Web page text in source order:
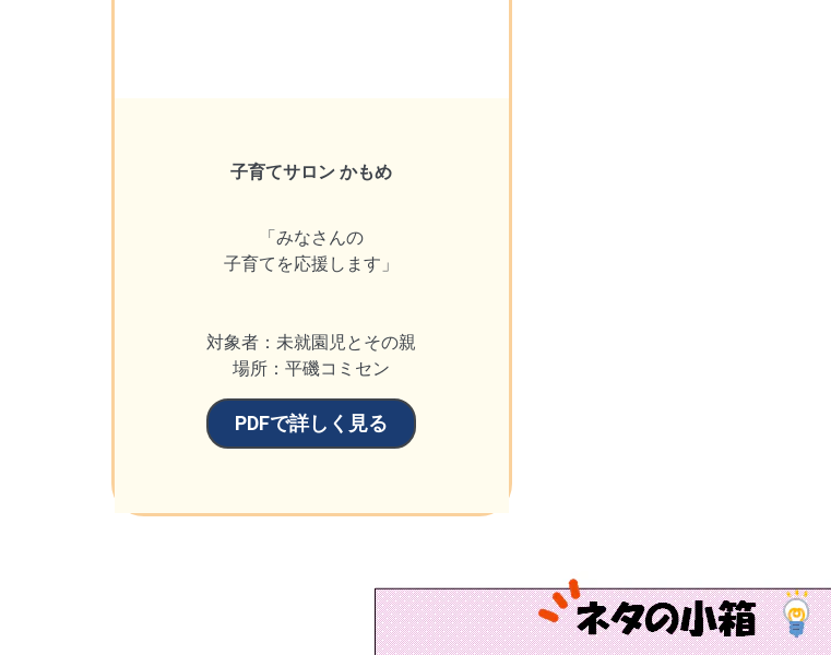
子育てサロン かもめ
「みなさんの
子育てを応援します」
対象者：未就園児とその親
場所：平磯コミセン
PDFで詳しく見る